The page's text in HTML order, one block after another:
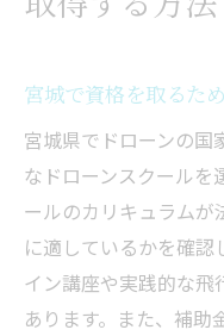
宮城で資格を取るた
宮城県でドローンの国
なドローンスクールを
ールのカリキュラム
に適しているかを確認
イン講座や実践的な飛
あります。また、補助